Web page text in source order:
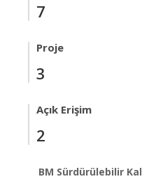
7
Proje
3
Açık Erişim
2
BM Sürdürülebilir